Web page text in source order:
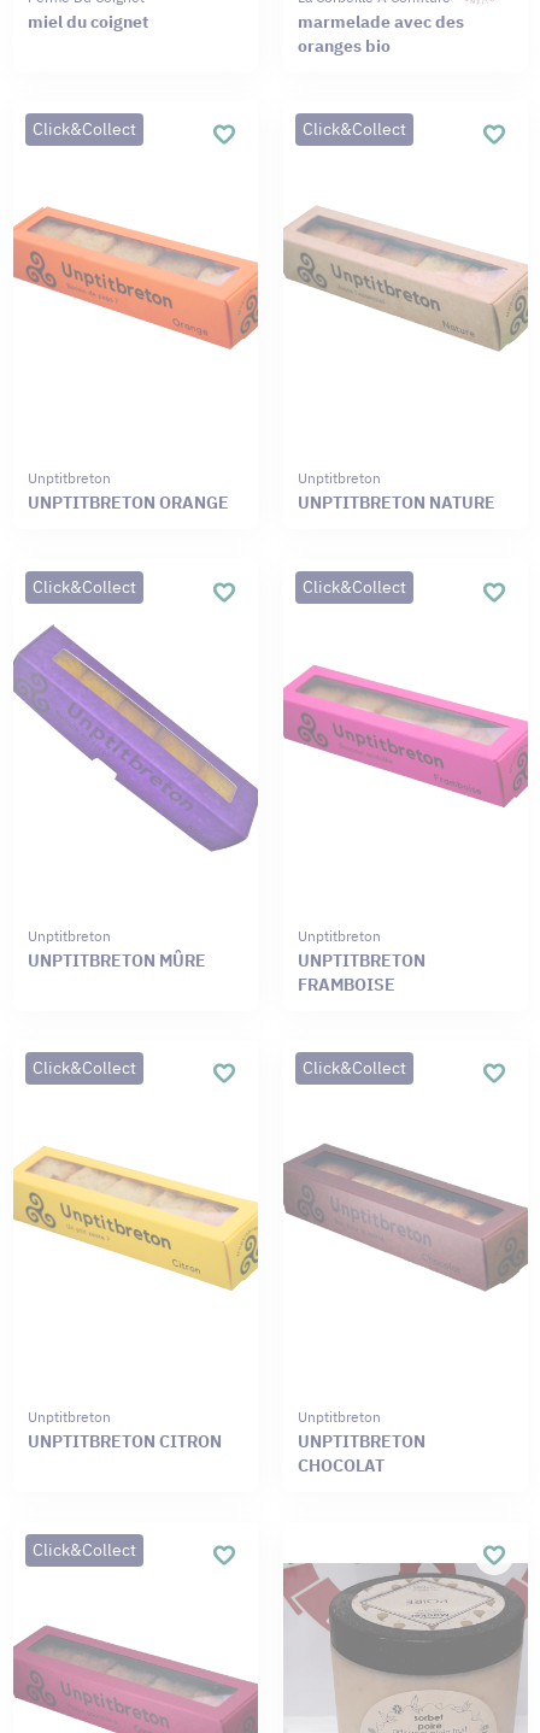
miel du coignet
marmelade avec des
oranges bio
Click&Collect
Unptitbreton
UNPTITBRETON ORANGE
Click&Collect
Unptitbreton
UNPTITBRETON NATURE
Click&Collect
Unptitbreton
UNPTITBRETON MÛRE
Click&Collect
Unptitbreton
UNPTITBRETON
FRAMBOISE
Click&Collect
Unptitbreton
UNPTITBRETON CITRON
Click&Collect
Unptitbreton
UNPTITBRETON
CHOCOLAT
Click&Collect